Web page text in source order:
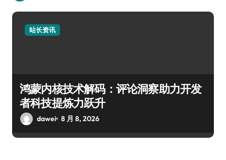
站长资讯
鸿蒙内核技术解码：评论洞察助力开发
者科技提炼力跃升
dawei 8 月 8, 2026